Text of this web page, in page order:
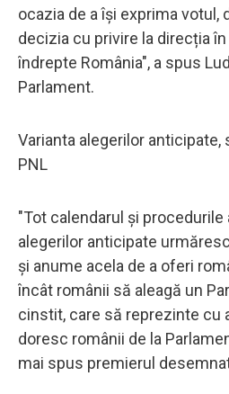
ocazia de a își exprima votul,
decizia cu privire la direcția
îndrepte România", a spus
Parlament.
Varianta alegerilor
PNL
"Tot calendarul și
alegerilor anticipate
și anume acela de a oferi
încât românii să aleagă un
cinstit, care să reprezinte cu
doresc românii de la
mai spus premierul